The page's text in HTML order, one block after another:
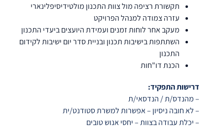
ניגודיות כהה
format_underlined הוסף קו תחתון לקישורים
font_download סמן קישורים
תקשורת רציפה מול צוות התכנון מולטידיסיפלינארי
עזרה צמודה למנהל הפרויקט
מעקב אחר לוחות זמנים ועמידת היועצים ביעדי התכנון
השתתפות בישיבות תכנון ובניית סדר יום ישיבות לקידום
התכנון
הכנת דו"חות
דרישות התפקיד:
– מהנדס/ת / הנדסאי/ת
– לא חובה ניסיון – אפשרות למשרת סטודנט/ית
– יכלת עבודה בצוות – יחסי אנוש טובים